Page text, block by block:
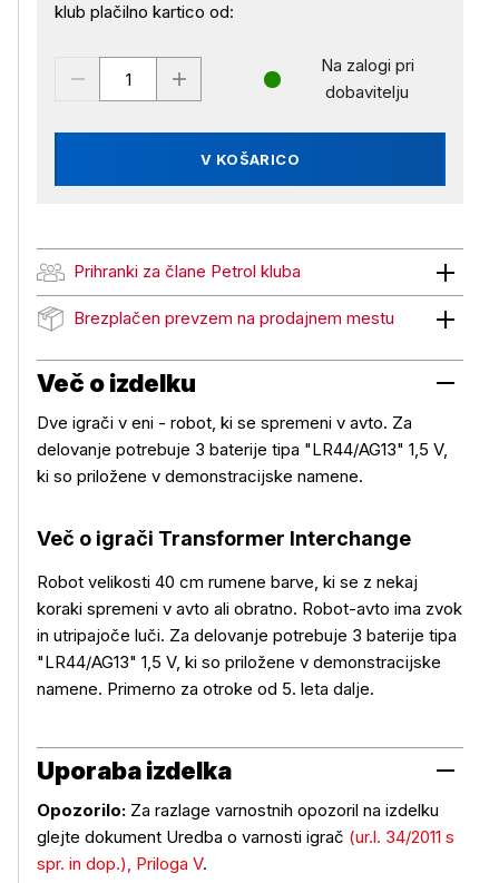
klub plačilno kartico od:
V KOŠARICO
Na zalogi pri
dobavitelju
Prihranki za člane Petrol kluba
Prihranki za člane Petrol kluba
Brezplačen prevzem na prodajnem mestu
Brezplačen prevzem na prodajnem mestu
Več o izdelku
Dve igrači v eni - robot, ki se spremeni v avto. Za
delovanje potrebuje 3 baterije tipa "LR44/AG13" 1,5 V,
ki so priložene v demonstracijske namene.
Več o igrači Transformer Interchange
Robot velikosti 40 cm rumene barve, ki se z nekaj
koraki spremeni v avto ali obratno. Robot-avto ima zvok
in utripajoče luči. Za delovanje potrebuje 3 baterije tipa
"LR44/AG13" 1,5 V, ki so priložene v demonstracijske
namene. Primerno za otroke od 5. leta dalje.
Uporaba izdelka
Opozorilo: Za razlage varnostnih opozoril na izdelku
glejte dokument Uredba o varnosti igrač (ur.l. 34/2011 s
spr. in dop.), Priloga V.